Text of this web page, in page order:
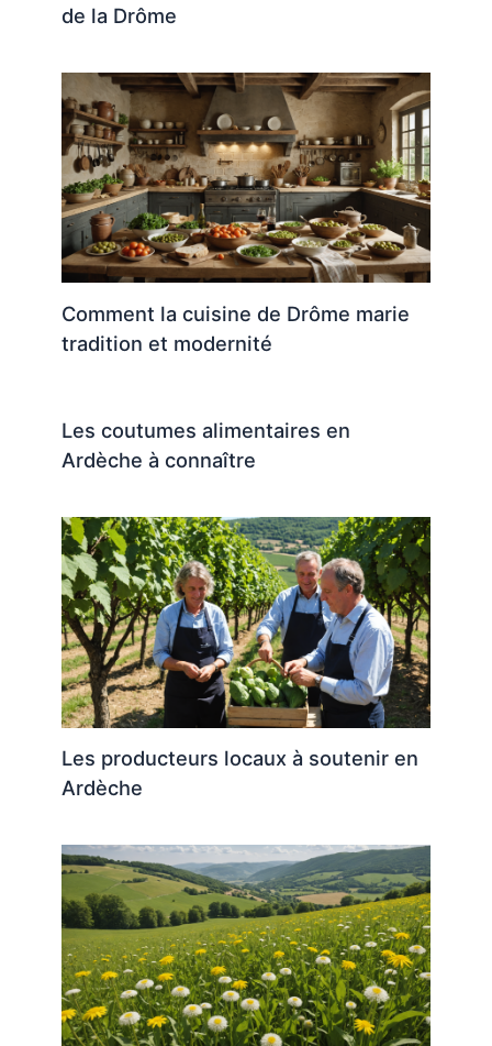
de la Drôme
Comment la cuisine de Drôme marie
tradition et modernité
Les coutumes alimentaires en
Ardèche à connaître
Les producteurs locaux à soutenir en
Ardèche